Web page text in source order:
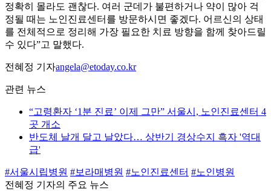
정확히 몰라도 괜찮다. 여러 군데가 불편하거나 약이 많아 걱
정될 때는 노인진료센터를 방문하시면 좋겠다. 어르신의 상태
를 전체적으로 정리해 가장 필요한 치료 방향을 함께 찾아드릴
수 있다”고 말했다.
전혜정 기자angela@etoday.co.kr
관련 뉴스
“고령환자 ‘1분 진료’ 이제 그만” 서울시, 노인진료센터 4
곳 개소
반도체 날개 달고 날았다… 상반기 경상수지 흑자 '역대
급'
#서울시립병원 #보라매병원 #노인진료센터 #노인병원
전혜정 기자의 주요 뉴스